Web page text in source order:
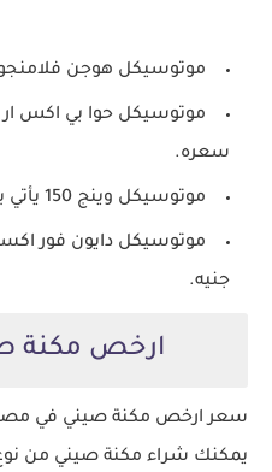
موتوسيكل هوجن فلامنجو بسعر 15,500
سعره.
موتوسيكل وينج 150 يأتي بسعر 15,500 جنيه في مصر.
جنيه.
ارخص مكنة